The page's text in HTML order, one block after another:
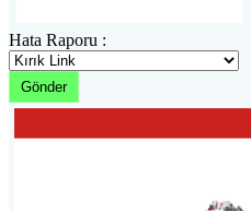
Hata Raporu :